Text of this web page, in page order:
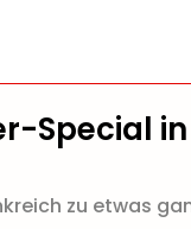
Special
zu etwas